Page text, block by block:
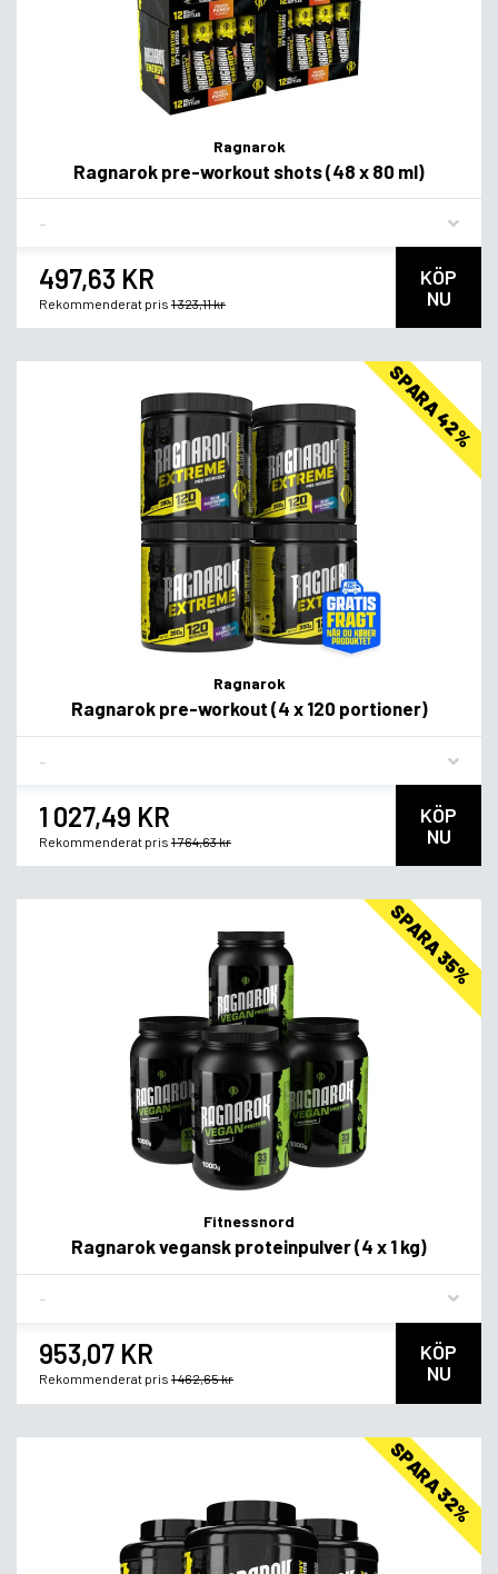
Ragnarok
Ragnarok pre-workout shots (48 x 80 ml)
497,63 KR
Rekommenderat pris 1 323,11 kr
KÖP
NU
SPARA 42%
Ragnarok
Ragnarok pre-workout (4 x 120 portioner)
1 027,49 KR
Rekommenderat pris 1 764,63 kr
KÖP
NU
SPARA 35%
Fitnessnord
Ragnarok vegansk proteinpulver (4 x 1 kg)
953,07 KR
Rekommenderat pris 1 462,65 kr
KÖP
NU
SPARA 32%